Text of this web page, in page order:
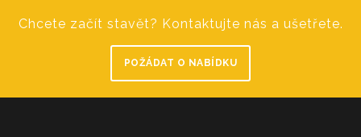
Chcete začít stavět? Kontaktujte nás a ušetřete.
POŽÁDAT O NABÍDKU